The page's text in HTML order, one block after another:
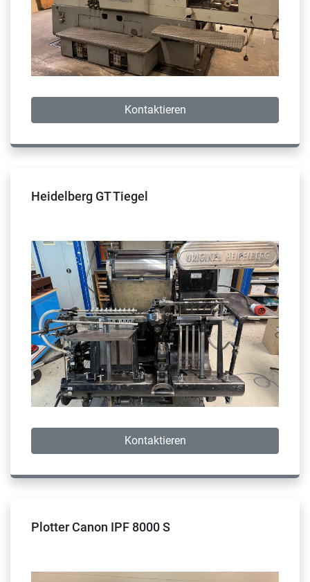
Kontaktieren
Heidelberg GT Tiegel
Kontaktieren
Plotter Canon IPF 8000 S